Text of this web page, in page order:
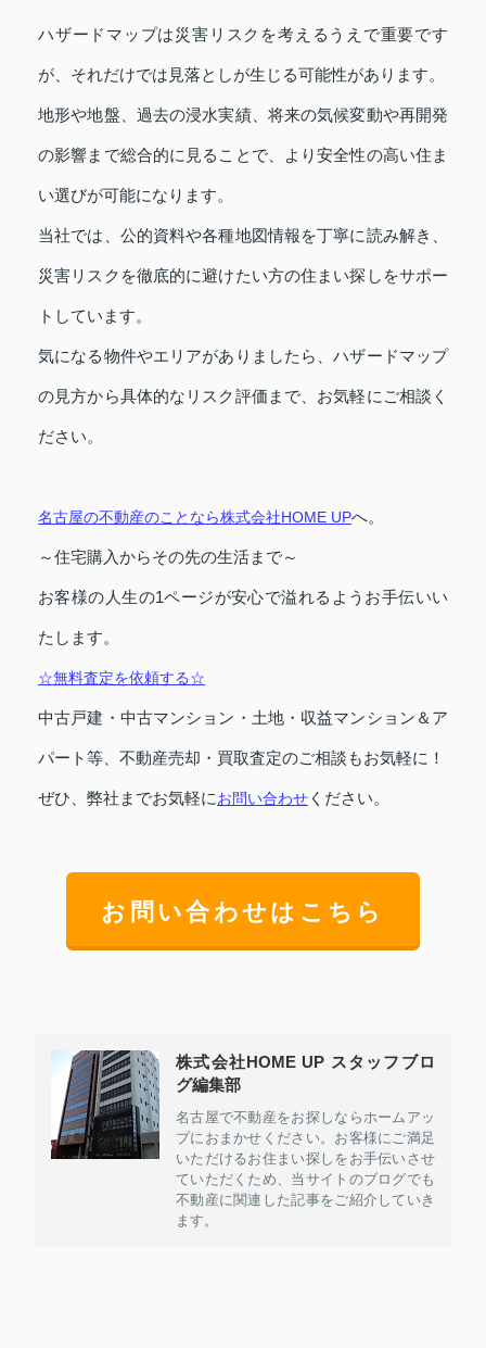
ハザードマップは災害リスクを考えるうえで重要です
が、それだけでは見落としが生じる可能性があります。
地形や地盤、過去の浸水実績、将来の気候変動や再開発
の影響まで総合的に見ることで、より安全性の高い住ま
い選びが可能になります。
当社では、公的資料や各種地図情報を丁寧に読み解き、
災害リスクを徹底的に避けたい方の住まい探しをサポー
トしています。
気になる物件やエリアがありましたら、ハザードマップ
の見方から具体的なリスク評価まで、お気軽にご相談く
ださい。
名古屋の不動産のことなら株式会社HOME UPへ。
～住宅購入からその先の生活まで～
お客様の人生の1ページが安心で溢れるようお手伝いい
たします。
☆無料査定を依頼する☆
中古戸建・中古マンション・土地・収益マンション＆ア
パート等、不動産売却・買取査定のご相談もお気軽に！
ぜひ、弊社までお気軽にお問い合わせ ください。
お問い合わせはこちら
株式会社HOME UP スタッフブロ
グ編集部
名古屋で不動産をお探しならホームアッ
プにおまかせください。お客様にご満足
いただけるお住まい探しをお手伝いさせ
ていただくため、当サイトのブログでも
不動産に関連した記事をご紹介していき
ます。